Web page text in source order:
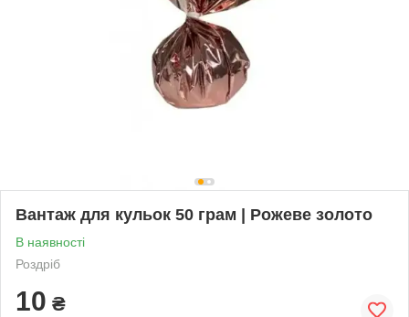
Вантаж для кульок 50 грам | Рожеве золото
В наявності
Роздріб
10 ₴